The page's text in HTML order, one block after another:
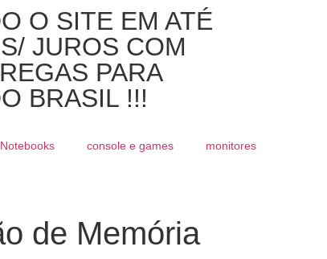
O SITE EM ATÉ
JUROS COM
PARA
BRASIL !!!
Notebooks console e games monitores
de Memória